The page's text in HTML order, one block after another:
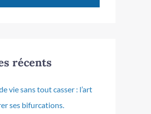
récents
vie sans tout casser : l’art
ses bifurcations.